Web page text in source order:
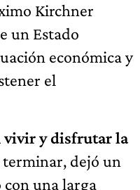
Kirchner
un Estado
económica y
el
vivir y disfrutar la
terminar, dejó un
con una larga